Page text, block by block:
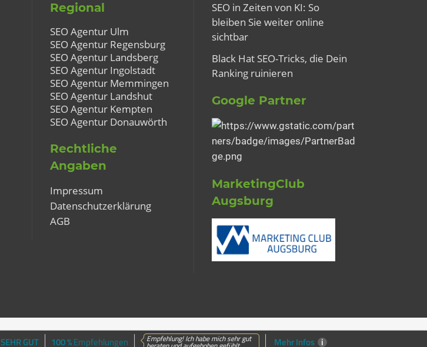
Regional
SEO Agentur Ulm
SEO Agentur Regensburg
SEO Agentur Landsberg
SEO Agentur Ingolstadt
SEO Agentur Memmingen
SEO Agentur Landshut
SEO Agentur Kempten
SEO Agentur Donauwörth
Rechtliche
Angaben
Impressum
Datenschutzerklärung
AGB
SEO in Zeiten von KI: So
bleiben Sie weiter online
sichtbar
Black Hat SEO-Tricks, die Dein
Ranking ruinieren
Google Partner
MarketingClub
Augsburg
SEHR GUT 100 %Empfehlungen Empfehlung! Ich habe mich sehr gut Mehr Infos i